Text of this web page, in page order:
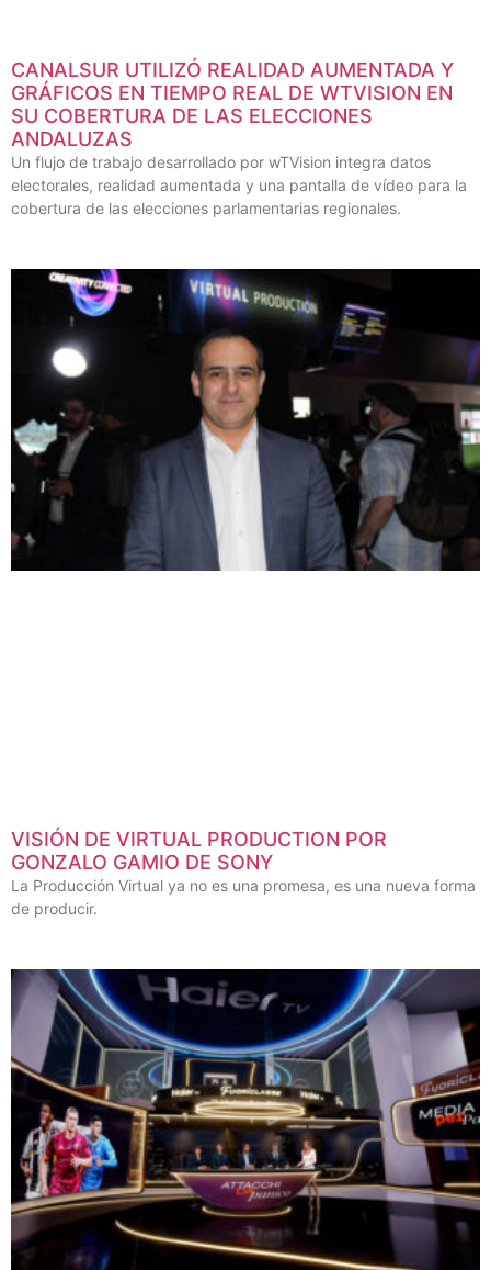
CANALSUR UTILIZÓ REALIDAD AUMENTADA Y
GRÁFICOS EN TIEMPO REAL DE WTVISION EN
SU COBERTURA DE LAS ELECCIONES
ANDALUZAS
Un flujo de trabajo desarrollado por wTVision integra datos
electorales, realidad aumentada y una pantalla de vídeo para la
cobertura de las elecciones parlamentarias regionales.
VISIÓN DE VIRTUAL PRODUCTION POR
GONZALO GAMIO DE SONY
La Producción Virtual ya no es una promesa, es una nueva forma
de producir.